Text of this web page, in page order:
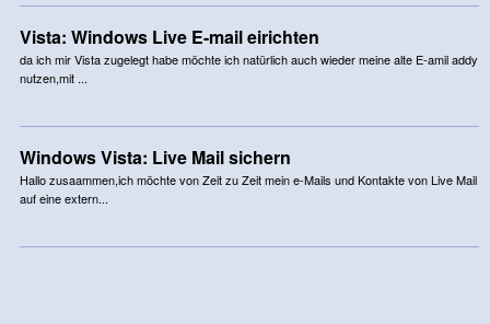
Vista: Windows Live E-mail eirichten
da ich mir Vista zugelegt habe möchte ich natürlich auch wieder meine alte E-amil addy
nutzen,mit ...
Windows Vista: Live Mail sichern
Hallo zusaammen,ich möchte von Zeit zu Zeit mein e-Mails und Kontakte von Live Mail
auf eine extern...